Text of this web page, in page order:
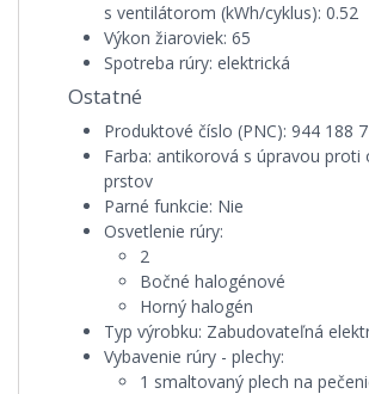
s ventilátorom (kWh/cyklus): 0.52
Výkon žiaroviek: 65
Spotreba rúry: elektrická
Ostatné
Produktové číslo (PNC): 944 188
Farba: antikorová s úpravou proti
prstov
Parné funkcie: Nie
Osvetlenie rúry:
2
Bočné halogénové
Horný halogén
Typ výrobku: Zabudovateľná
Vybavenie rúry - plechy:
1 smaltovaný plech na